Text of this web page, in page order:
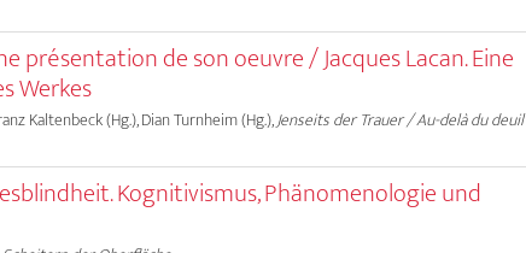
présentation de son oeuvre / Jacques Lacan. Eine
Werkes
Kaltenbeck (Hg.), Dian Turnheim (Hg.),Jenseits der Trauer / Au-delà du deuil
Kognitivismus, Phänomenologie und